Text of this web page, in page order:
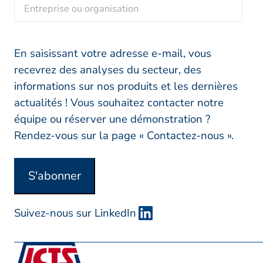
ln
r
e
p
r
i
s
r
En saisissant votre adresse e-mail, vous
recevrez des analyses du secteur, des
informations sur nos produits et les dernières
actualités ! Vous souhaitez contacter notre
équipe ou réserver une démonstration ?
Rendez-vous sur la page « Contactez-nous ».
S'abonner
Suivez-nous sur LinkedIn